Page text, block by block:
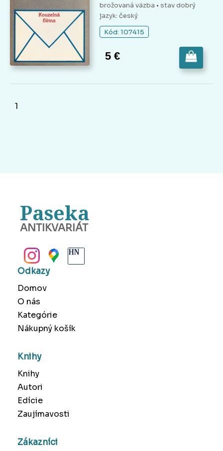
brožovaná väzba • stav dobrý
jazyk: český
Kód: 107415
5 €
1
Paseka
ANTIKVARIÁT
Odkazy
Domov
O nás
Kategórie
Nákupný košík
Knihy
Knihy
Autori
Edície
Zaujímavosti
Zákazníci